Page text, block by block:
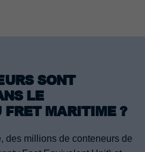
SONT
LE
MARITIME ?
des millions de conteneurs de